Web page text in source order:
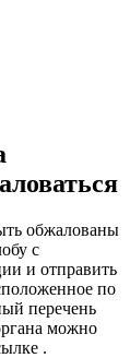
обжалованы
с
и отправить
по
перечень
можно
.